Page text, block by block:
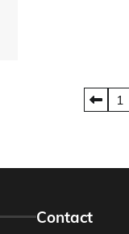
1
Contact